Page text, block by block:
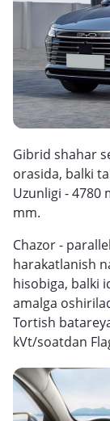
Gibrid shahar
orasida, balki
Uzunligi - 4780
mm.
Chazor -
harakatlanish
hisobiga, balki
amalga
Tortish
kVt/soatdan